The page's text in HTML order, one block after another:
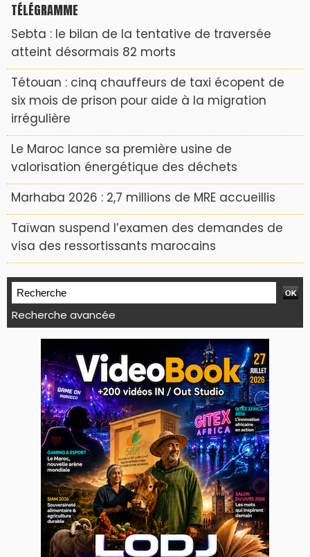
TÉLÉGRAMME
Sebta : le bilan de la tentative de traversée
atteint désormais 82 morts
Tétouan : cinq chauffeurs de taxi écopent de
six mois de prison pour aide à la migration
irrégulière
Le Maroc lance sa première usine de
valorisation énergétique des déchets
Marhaba 2026 : 2,7 millions de MRE accueillis
Taïwan suspend l’examen des demandes de
visa des ressortissants marocains
Recherche avancée